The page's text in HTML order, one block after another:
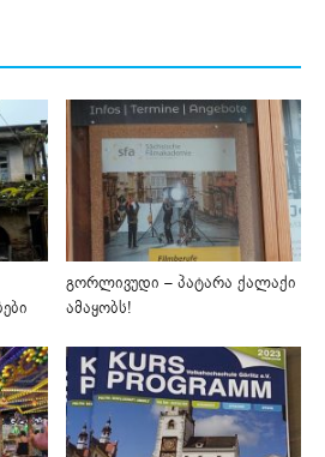
გორლივუდი – პატარა ქალაქი
ამაყობს!